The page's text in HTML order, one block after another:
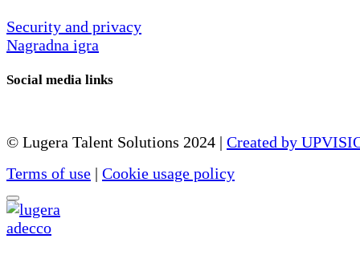
Security and privacy
Nagradna igra
Social media links
© Lugera Talent Solutions 2024 | Created by
Terms of use | Cookie usage policy